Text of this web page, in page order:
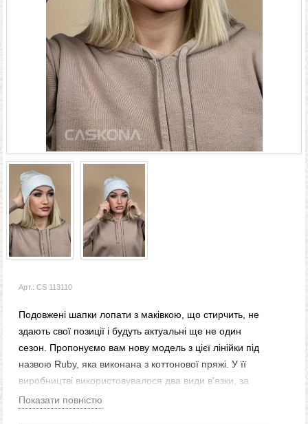
Арт.: CS 113110
Подовжені шапки лопати з маківкою, що стирчить, не
здають свої позиції і будуть актуальні ще не один
сезон. Пропонуємо вам нову модель з цієї лінійки під
назвою Ruby, яка виконана з коттонової пряжі. У її
виробництві використовувалося два види в'язки, за
рахунок чого вона виглядає цікаво та оригінально.
Показати повністю